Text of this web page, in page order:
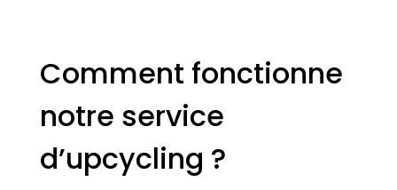
Comment fonctionne
notre service
d’upcycling ?